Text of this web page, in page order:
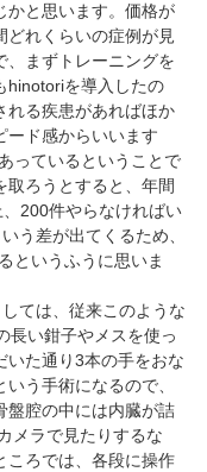
かと思います。価格が
どれくらいの症例が見
、まずトレーニングを
hinotoriを導入したの
れる疾患があればほか
ード感からいいます
っているということで
取ろうとすると、年間
200件やらなければい
う差が出てくるため、
というふうに思いま
ては、従来このような
長い鉗子やメスを使っ
いた通り3本の手をおな
う手術になるので、
盤腔の中には内臓が詰
メラで見たりするな
ころでは、各段に操作